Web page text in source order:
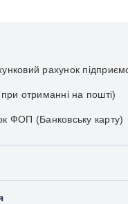
рахунок
отриманні на пошті)
ФОП (Банковську карту)